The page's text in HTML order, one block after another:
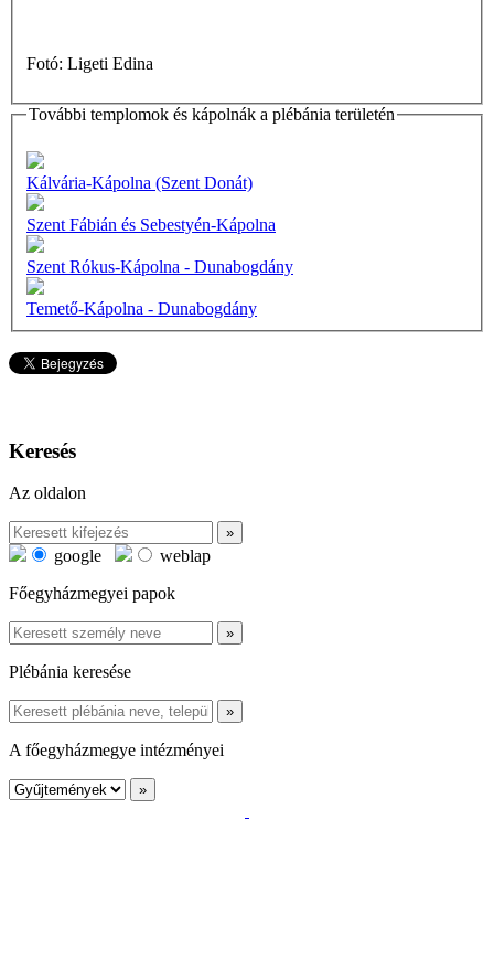
Fotó: Ligeti Edina
További templomok és kápolnák a plébánia területén
Kálvária-Kápolna (Szent Donát)
Szent Fábián és Sebestyén-Kápolna
Szent Rókus-Kápolna - Dunabogdány
Temető-Kápolna - Dunabogdány
Keresés
Az oldalon
google
weblap
Főegyházmegyei papok
Plébánia keresése
A főegyházmegye intézményei